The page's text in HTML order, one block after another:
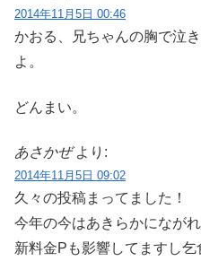
2014年11月5日 00:46
かおる、兄ちゃんの胸で泣
よ。
どんまい。
あさかぜ より:
2014年11月5日 09:02
久々の投稿まってました！
今年の今はあきらかになが
新料金Pも影響してますし